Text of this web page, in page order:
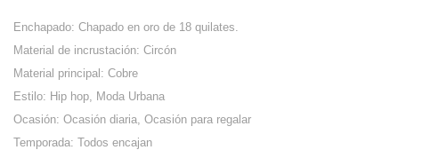
Enchapado: Chapado en oro de 18 quilates.
Material de incrustación: Circón
Material principal: Cobre
Estilo: Hip hop, Moda Urbana
Ocasión: Ocasión diaria, Ocasión para regalar
Temporada: Todos encajan